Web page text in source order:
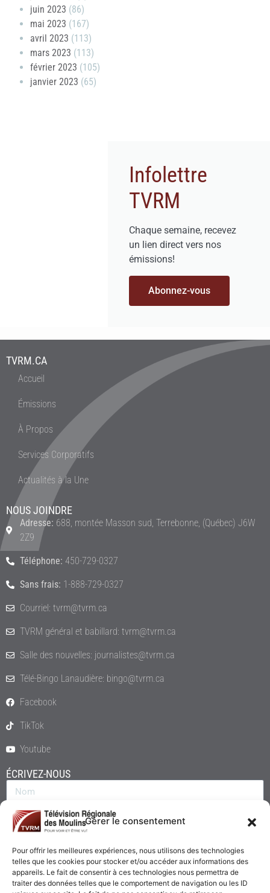
Gérer le consentement
Pour offrir les meilleures expériences, nous utilisons des technologies
telles que les cookies pour stocker et/ou accéder aux informations des
appareils. Le fait de consentir à ces technologies nous permettra de
traiter des données telles que le comportement de navigation ou les ID
juin 2023 (86)
mai 2023 (167)
avril 2023 (113)
mars 2023 (113)
février 2023 (105)
janvier 2023 (65)
Infolettre
TVRM
Chaque semaine, recevez
un lien direct vers nos
émissions!
Abonnez-vous
TVRM.CA
Accueil
Émissions
À Propos
Services Corporatifs
Actualités à la Une
NOUS JOINDRE
Adresse: 688, montée Masson sud, Terrebonne, (Québec) J6W
2Z9
Téléphone: 450-729-0327
Sans frais: 1-888-729-0327
Courriel: tvrm@tvrm.ca
TVRM général et babillard: tvrm@tvrm.ca
Salle des nouvelles: journalistes@tvrm.ca
Télé-Bingo Lanaudière: bingo@tvrm.ca
Facebook
TikTok
Youtube
ÉCRIVEZ-NOUS